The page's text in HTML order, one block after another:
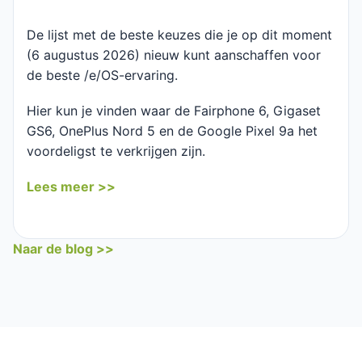
De lijst met de beste keuzes die je op dit moment
(6 augustus 2026) nieuw kunt aanschaffen voor
de beste /e/OS-ervaring.
Hier kun je vinden waar de Fairphone 6, Gigaset
GS6, OnePlus Nord 5 en de Google Pixel 9a het
voordeligst te verkrijgen zijn.
Lees meer >>
Naar de blog >>